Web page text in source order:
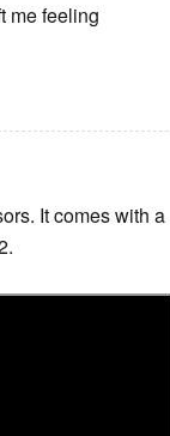
me feeling
It comes with a